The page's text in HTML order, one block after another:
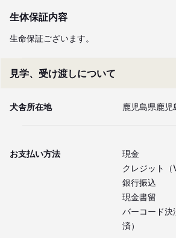
生体保証内容
生命保証ございます。
見学、受け渡しについて
犬舎所在地 鹿児島県鹿児
お支払い方法
現金
クレジット（
銀行振込
現金書留
バーコード
済）